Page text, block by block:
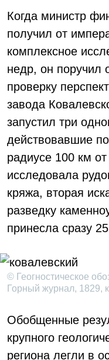
Когда министр
получил от
комплексное
недр, он поручил
проверку
завода
запустил три
действовавшие
радиусе 100 км
исследовала
кряжа, вторая
разведку
принесла сразу
© Геогностическое
Горный журнал, 1829,
Обобщенные
крупного
региона легли в